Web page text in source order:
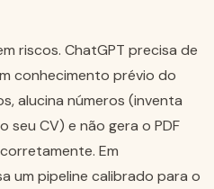
riscos. ChatGPT precisa de
conhecimento prévio do
alucina números (inventa
seu CV) e não gera o PDF
Em
um pipeline calibrado para o